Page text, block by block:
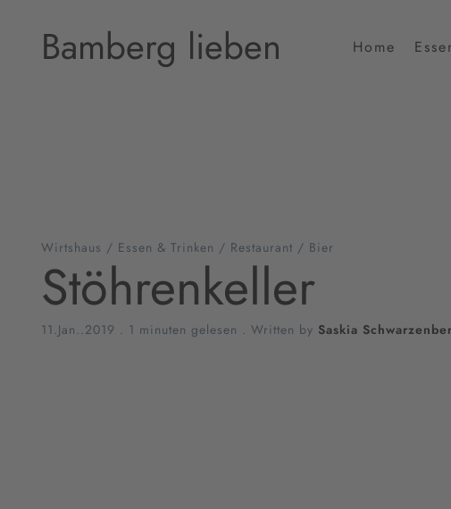
Bamberg lieben Home
Wirtshaus / Essen & Trinken / Restaurant / Bier
Stöhrenkeller
11.Jan..2019 . 1 minuten gelesen . Written by Saskia